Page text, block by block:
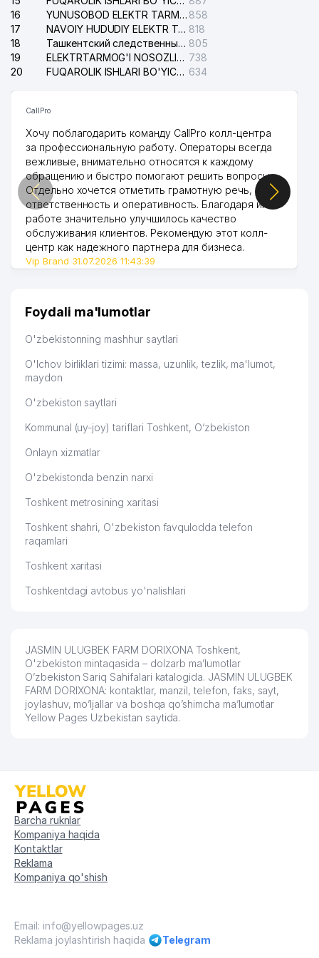
PROVENT AIRCOOL ENGINEERING
MChJ
EUROASIA INSURANCE QK MChJ
UMUMIY O'RTA TA'LIM MAKTABI
44 IZZ EXPRESS MChJ 998 м
16
YUNUSOBOD ELEKTR TARMOG'I NOSOZLIKLARI XIZMATI 858
17
NAVOIY HUDUDIY ELEKTR TARMOQLARI KORXONASI AJ 818
18
Ташкентский следственный изолятор 805
19
ELEKTRTARMOG'I NOSOZLIKLARINI TO'ZATISH SERGELI XIZMATI 738
20
FUQAROLIK ISHLARI BO'YICHA UCH-TEPA TUMANI SUDI 634
CallPro
Хочу поблагодарить команду CallPro колл-центра
за профессиональную работу. Операторы всегда
вежливые, внимательно относятся к каждому
обращению и быстро помогают решить вопросы.
Отдельно хочется отметить грамотную речь,
ответственность и оперативность. Благодаря их
работе значительно улучшилось качество
обслуживания клиентов. Рекомендую этот колл-
центр как надежного партнера для бизнеса.
Vip Brand 31.07.2026 11:43:39
Foydali ma'lumotlar
O'zbekistonning mashhur saytlari
O'lchov birliklari tizimi: massa, uzunlik, tezlik, ma'lumot,
maydon
O'zbekiston saytlari
Kommunal (uy-joy) tariflari Toshkent, O‘zbekiston
Onlayn xizmatlar
O'zbekistonda benzin narxi
Toshkent metrosining xaritasi
Toshkent shahri, O'zbekiston favqulodda telefon
raqamlari
Toshkent xaritasi
Toshkentdagi avtobus yo'nalishlari
JASMIN ULUGBEK FARM DORIXONA Toshkent,
O'zbekiston mintaqasida – dolzarb ma’lumotlar
O’zbekiston Sariq Sahifalari katalogida. JASMIN ULUGBEK
FARM DORIXONA: kontaktlar, manzil, telefon, faks, sayt,
joylashuv, mo’ljallar va boshqa qo’shimcha ma’lumotlar
Yellow Pages Uzbekistan saytida.
Barcha ruknlar
Kompaniya haqida
Kontaktlar
Reklama
Kompaniya qo'shish
Email: info@yellowpages.uz
Reklama joylashtirish haqida
Telegram